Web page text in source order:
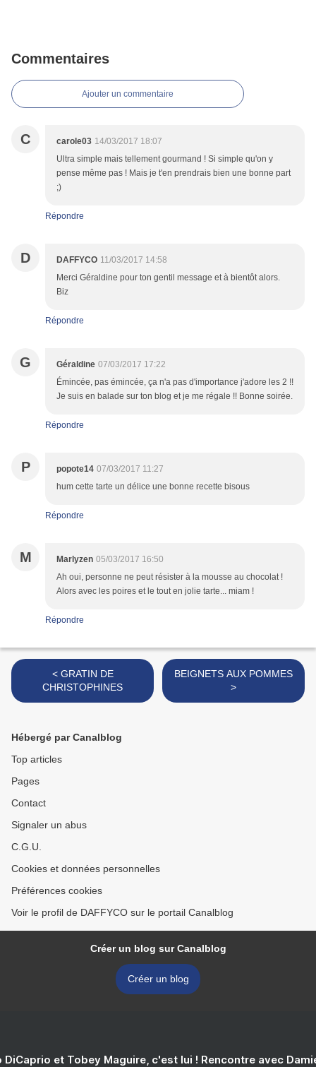
Commentaires
Ajouter un commentaire
C carole03 14/03/2017 18:07
Ultra simple mais tellement gourmand ! Si simple qu'on y
pense même pas ! Mais je t'en prendrais bien une bonne part
;)
Répondre
D DAFFYCO 11/03/2017 14:58
Merci Géraldine pour ton gentil message et à bientôt alors.
Biz
Répondre
G Géraldine 07/03/2017 17:22
Émincée, pas émincée, ça n'a pas d'importance j'adore les 2 !!
Je suis en balade sur ton blog et je me régale !! Bonne soirée.
Répondre
P popote14 07/03/2017 11:27
hum cette tarte un délice une bonne recette bisous
Répondre
M Marlyzen 05/03/2017 16:50
Ah oui, personne ne peut résister à la mousse au chocolat !
Alors avec les poires et le tout en jolie tarte... miam !
Répondre
< GRATIN DE
CHRISTOPHINES
BEIGNETS AUX POMMES
>
Hébergé par Canalblog
Top articles
Pages
Contact
Signaler un abus
C.G.U.
Cookies et données personnelles
Préférences cookies
Voir le profil de DAFFYCO sur le portail Canalblog
Créer un blog sur Canalblog
Créer un blog
DiCaprio et Tobey Maguire, c'est lui ! Rencontre avec